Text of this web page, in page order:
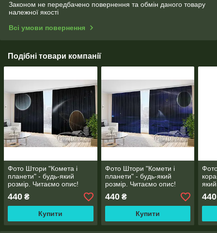
Законом не передбачено повернення та обмін даного товару
належної якості
Всі умови повернення
Подібні товари компанії
Фото Штори "Комета і
планети" - будь-який
розмір. Читаємо опис!
440 ₴
Купити
Фото Штори "Комети і
планети" - будь-який
розмір. Читаємо опис!
440₴
Купити
440